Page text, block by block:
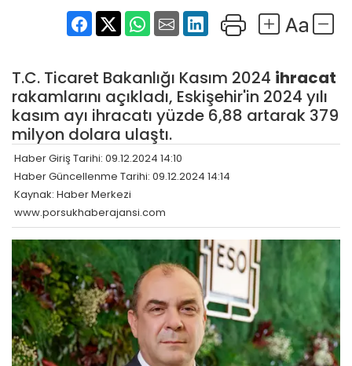
HABER
T.C. Ticaret Bakanlığı Kasım 2024 ihracat
rakamlarını açıkladı, Eskişehir'in 2024 yılı
kasım ayı ihracatı yüzde 6,88 artarak 379
milyon dolara ulaştı.
Haber Giriş Tarihi: 09.12.2024 14:10
Haber Güncellenme Tarihi: 09.12.2024 14:14
Kaynak: Haber Merkezi
www.porsukhaberajansi.com